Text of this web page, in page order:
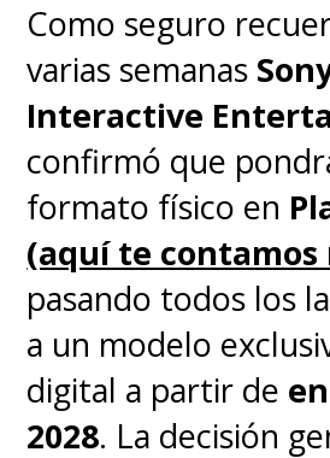
Como seguro
varias semanas
Interactive
confirmó que
formato físico en
(aquí te contamos
pasando todos los
a un modelo
digital a partir de
2028. La decisión